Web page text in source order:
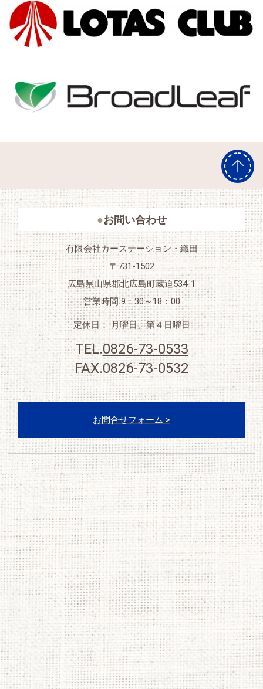
お問い合わせ
有限会社カーステーション・織田
〒731-1502
広島県山県郡北広島町蔵迫534-1
営業時間 9：30～18：00
定休日： 月曜日、第４日曜日
TEL.0826-73-0533
FAX.0826-73-0532
＜
お問合せフォーム >